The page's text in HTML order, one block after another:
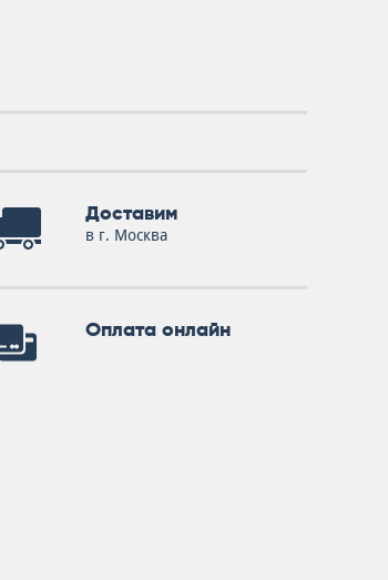
Доставим
в г. Москва
Оплата онлайн